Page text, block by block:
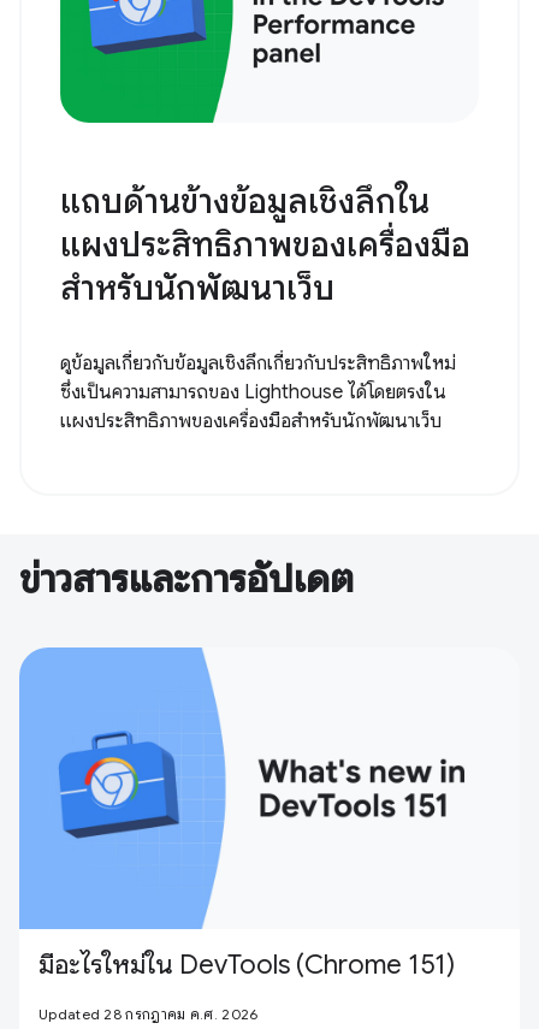
แถบด้านข้างข้อมูลเชิงลึกใน
แผงประสิทธิภาพของเครื่องมือ
สําหรับนักพัฒนาเว็บ
ดูข้อมูลเกี่ยวกับข้อมูลเชิงลึกเกี่ยวกับประสิทธิภาพใหม่
ซึ่งเป็นความสามารถของ Lighthouse ได้โดยตรงใน
แผงประสิทธิภาพของเครื่องมือสำหรับนักพัฒนาเว็บ
ข่าวสารและการอัปเดต
มีอะไรใหม่ใน DevTools (Chrome 151)
Updated 28 กรกฎาคม ค.ศ. 2026